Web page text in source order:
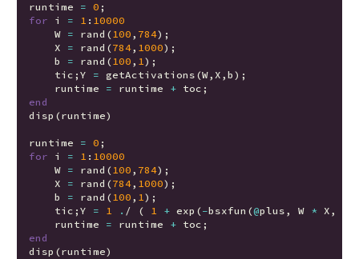
runtime = 0 ;
for
i = 1 : 10000
W
= rand (100 , 784);
X
= rand (784, 1000);
b
= rand (100 , 1);
tic ; Y = getActivations (W, X , b );
runtime
= runtime + toc ;
end
disp (runtime)
runtime = 0 ;
for
i = 1 : 10000
W
= rand (100 , 784);
X
= rand (784, 1000);
b
= rand (100 , 1);
tic ; Y = 1 . / ( 1 + exp (-bsxfun (@plus , W * X ,
runtime
= runtime + toc ;
end
disp (runtime)